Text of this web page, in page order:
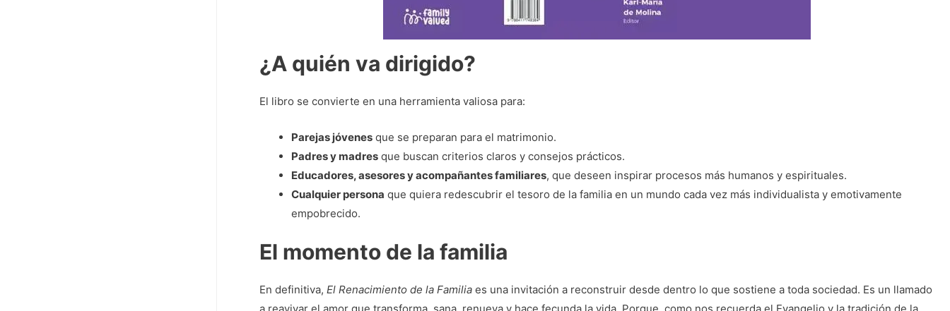
¿A quién va dirigido?
El libro se convierte en una herramienta valiosa para:
Parejas jóvenesque se preparan para el matrimonio.
Padres y madresque buscan criterios claros y consejos prácticos.
Educadores, asesores y acompañantes familiares, que deseen inspirar procesos más humanos y espirituales.
Cualquier persona que quiera redescubrir el tesoro de la familia en un mundo cada vez más individualista y emotivamente
empobrecido.
El momento de la familia
En definitiva, El Renacimiento de la Familiaes una invitación a reconstruir desde dentro lo que sostiene a toda sociedad. Es un llamado